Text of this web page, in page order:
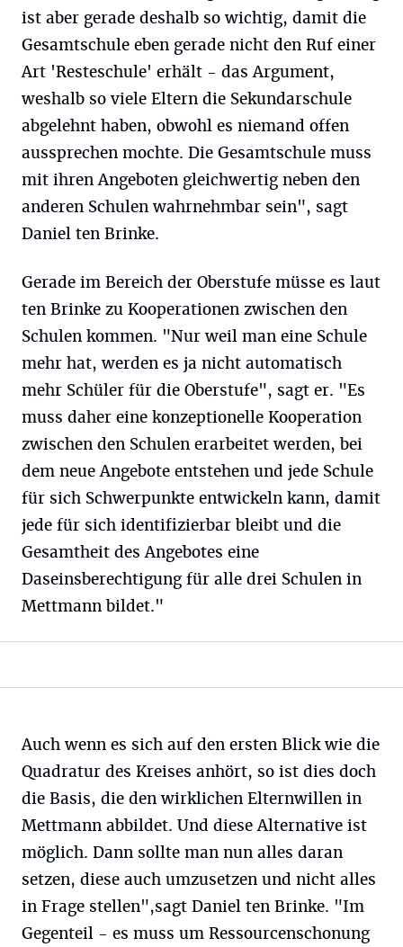
ist aber gerade deshalb so wichtig, damit die
Gesamtschule eben gerade nicht den Ruf einer
Art 'Resteschule' erhält - das Argument,
weshalb so viele Eltern die Sekundarschule
abgelehnt haben, obwohl es niemand offen
aussprechen mochte. Die Gesamtschule muss
mit ihren Angeboten gleichwertig neben den
anderen Schulen wahrnehmbar sein", sagt
Daniel ten Brinke.
Gerade im Bereich der Oberstufe müsse es laut
ten Brinke zu Kooperationen zwischen den
Schulen kommen. "Nur weil man eine Schule
mehr hat, werden es ja nicht automatisch
mehr Schüler für die Oberstufe", sagt er. "Es
muss daher eine konzeptionelle Kooperation
zwischen den Schulen erarbeitet werden, bei
dem neue Angebote entstehen und jede Schule
für sich Schwerpunkte entwickeln kann, damit
jede für sich identifizierbar bleibt und die
Gesamtheit des Angebotes eine
Daseinsberechtigung für alle drei Schulen in
Mettmann bildet."
Auch wenn es sich auf den ersten Blick wie die
Quadratur des Kreises anhört, so ist dies doch
die Basis, die den wirklichen Elternwillen in
Mettmann abbildet. Und diese Alternative ist
möglich. Dann sollte man nun alles daran
setzen, diese auch umzusetzen und nicht alles
in Frage stellen",sagt Daniel ten Brinke. "Im
Gegenteil - es muss um Ressourcenschonung